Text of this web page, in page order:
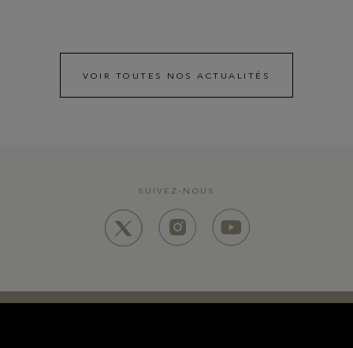
VOIR TOUTES NOS ACTUALITÉS
SUIVEZ-NOUS